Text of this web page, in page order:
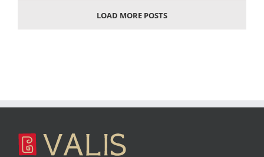
LOAD MORE POSTS